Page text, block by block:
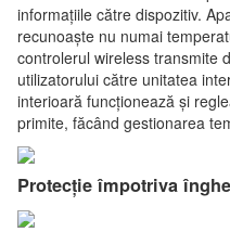
informațiile către dispozitiv.
recunoaște nu numai
controlerul wireless transmite
utilizatorului către unitatea
interioară funcționează și
primite, făcând gestionarea
Protecție împotriva